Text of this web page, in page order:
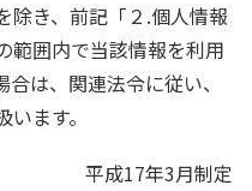
除き、前記「２.個人情報
範囲内で当該情報を利用
は、関連法令に従い、
ます。
平成17年3月制定